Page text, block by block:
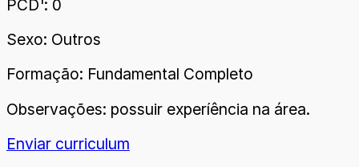
PCD¹: 0
Sexo: Outros
Formação: Fundamental Completo
Observações: possuir experíência na área.
Enviar curriculum